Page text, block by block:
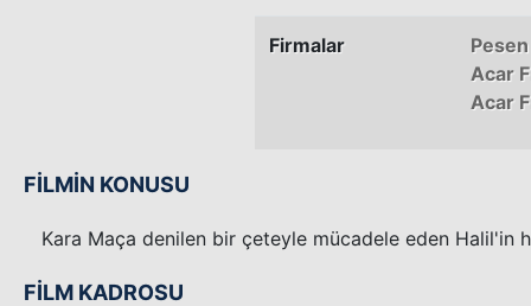
Firmalar
Acar
Acar
FİLMİN KONUSU
Kara Maça denilen bir çeteyle mücadele eden Halil'in
FİLM KADROSU